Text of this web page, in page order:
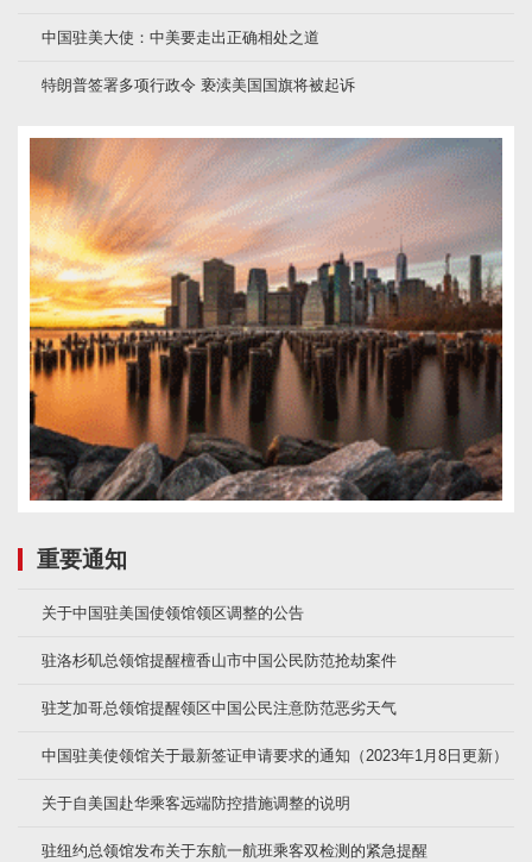
中国驻美大使：中美要走出正确相处之道
特朗普签署多项行政令 亵渎美国国旗将被起诉
重要通知
关于中国驻美国使领馆领区调整的公告
驻洛杉矶总领馆提醒檀香山市中国公民防范抢劫案件
驻芝加哥总领馆提醒领区中国公民注意防范恶劣天气
中国驻美使领馆关于最新签证申请要求的通知（2023年1月8日更新）
关于自美国赴华乘客远端防控措施调整的说明
驻纽约总领馆发布关于东航一航班乘客双检测的紧急提醒